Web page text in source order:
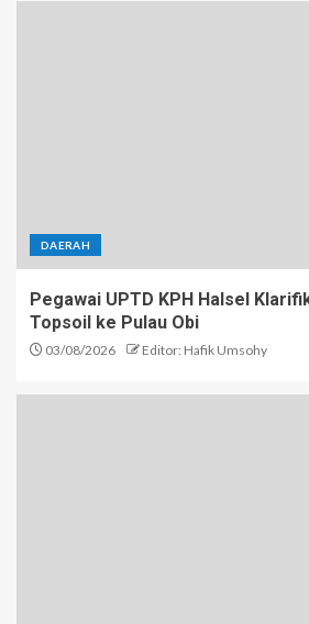
DAERAH
Pegawai UPTD KPH Halsel
Topsoil ke Pulau Obi
03/08/2026 Editor: Hafik Umsohy